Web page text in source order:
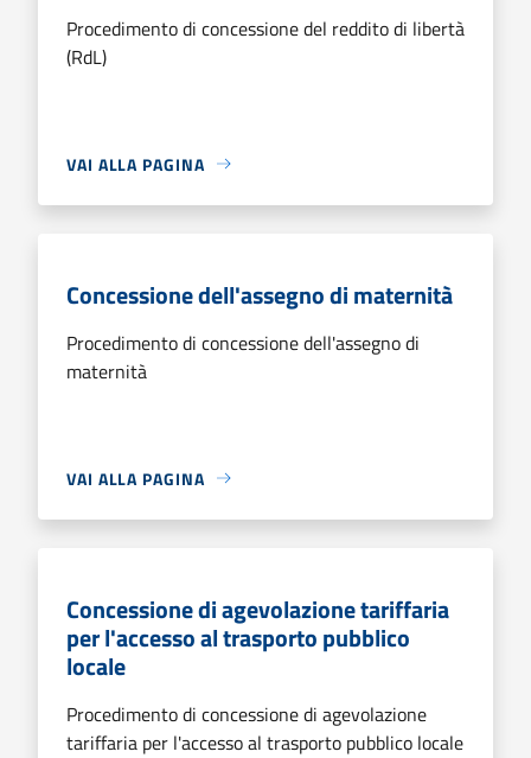
Procedimento di concessione del reddito di libertà
(RdL)
VAI ALLA PAGINA
Concessione dell'assegno di maternità
Procedimento di concessione dell'assegno di
maternità
VAI ALLA PAGINA
Concessione di agevolazione tariffaria
per l'accesso al trasporto pubblico
locale
Procedimento di concessione di agevolazione
tariffaria per l'accesso al trasporto pubblico locale